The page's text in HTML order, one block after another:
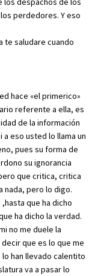
perdedores. Y eso
te saludare cuando
hace «el primerico»
referente a ella, es
de la información
a eso usted lo llama un
pues su forma de
su ignorancia
que critica, critica
nada, pero lo digo.
que ha dicho
ha dicho la verdad.
no me duele la
que es lo que me
han llevado calentito
va a pasar lo